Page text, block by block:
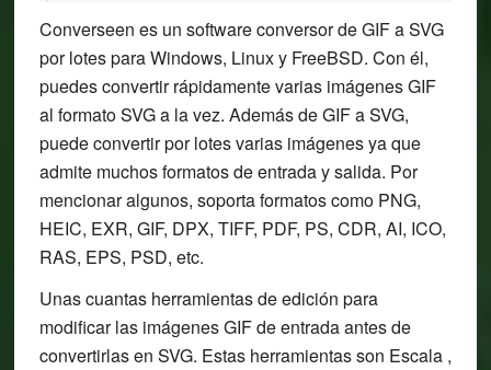
Converseen es un software conversor de GIF a SVG
por lotes para Windows, Linux y FreeBSD. Con él,
puedes convertir rápidamente varias imágenes GIF
al formato SVG a la vez. Además de GIF a SVG,
puede convertir por lotes varias imágenes ya que
admite muchos formatos de entrada y salida. Por
mencionar algunos, soporta formatos como PNG,
HEIC, EXR, GIF, DPX, TIFF, PDF, PS, CDR, AI, ICO,
RAS, EPS, PSD, etc.
Unas cuantas herramientas de edición para
modificar las imágenes GIF de entrada antes de
convertirlas en SVG. Estas herramientas son Escala ,